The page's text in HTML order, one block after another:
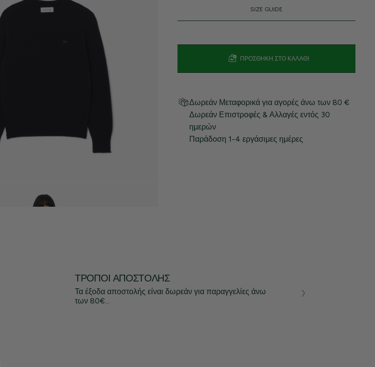
SIZE GUIDE
ΠΡΟΣΘΉΚΗ ΣΤΟ ΚΑΛΆΘΙ
Δωρεάν Μεταφορικά για αγορές άνω των 80 €
Δωρεάν Επιστροφές & Αλλαγές εντός 30
ημερών
Παράδοση 1-4 εργάσιμες ημέρες
ΤΡΌΠΟΙ ΑΠΟΣΤΟΛΉΣ
Τα έξοδα αποστολής είναι δωρεάν για παραγγελίες άνω
των 80€...